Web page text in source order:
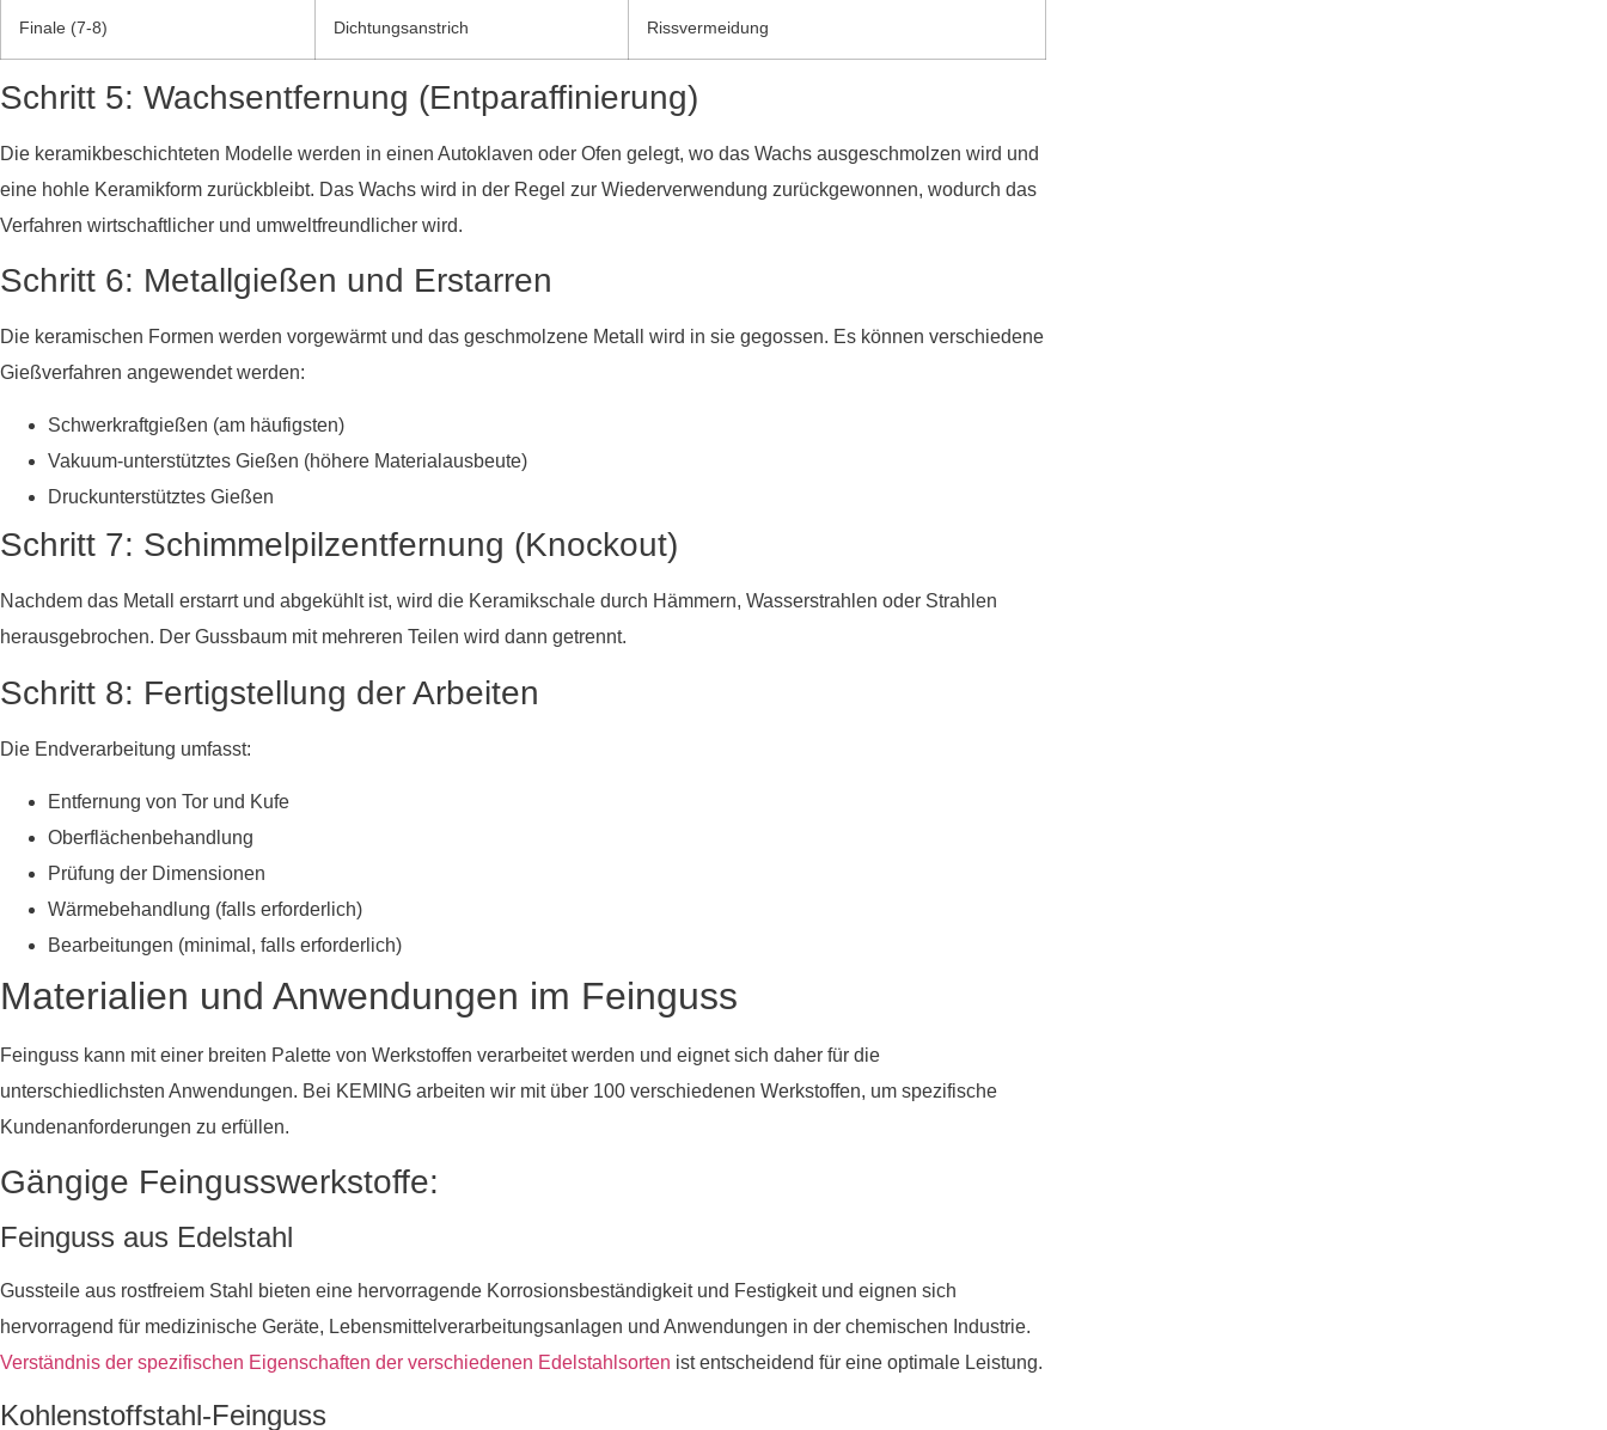
Finale (7-8) Dichtungsanstrich Rissvermeidung
Schritt 5: Wachsentfernung (Entparaffinierung)
Die keramikbeschichteten Modelle werden in einen Autoklaven oder Ofen gelegt, wo das Wachs ausgeschmolzen wird und
eine hohle Keramikform zurückbleibt. Das Wachs wird in der Regel zur Wiederverwendung zurückgewonnen, wodurch das
Verfahren wirtschaftlicher und umweltfreundlicher wird.
Schritt 6: Metallgießen und Erstarren
Die keramischen Formen werden vorgewärmt und das geschmolzene Metall wird in sie gegossen. Es können verschiedene
Gießverfahren angewendet werden:
Schwerkraftgießen (am häufigsten)
Vakuum-unterstütztes Gießen (höhere Materialausbeute)
Druckunterstütztes Gießen
Schritt 7: Schimmelpilzentfernung (Knockout)
Nachdem das Metall erstarrt und abgekühlt ist, wird die Keramikschale durch Hämmern, Wasserstrahlen oder Strahlen
herausgebrochen. Der Gussbaum mit mehreren Teilen wird dann getrennt.
Schritt 8: Fertigstellung der Arbeiten
Die Endverarbeitung umfasst:
Entfernung von Tor und Kufe
Oberflächenbehandlung
Prüfung der Dimensionen
Wärmebehandlung (falls erforderlich)
Bearbeitungen (minimal, falls erforderlich)
Materialien und Anwendungen im Feinguss
Feinguss kann mit einer breiten Palette von Werkstoffen verarbeitet werden und eignet sich daher für die
unterschiedlichsten Anwendungen. Bei KEMING arbeiten wir mit über 100 verschiedenen Werkstoffen, um spezifische
Kundenanforderungen zu erfüllen.
Gängige Feingusswerkstoffe:
Feinguss aus Edelstahl
Gussteile aus rostfreiem Stahl bieten eine hervorragende Korrosionsbeständigkeit und Festigkeit und eignen sich
hervorragend für medizinische Geräte, Lebensmittelverarbeitungsanlagen und Anwendungen in der chemischen Industrie.
Verständnis der spezifischen Eigenschaften der verschiedenen Edelstahlsorten ist entscheidend für eine optimale Leistung.
Kohlenstoffstahl-Feinguss